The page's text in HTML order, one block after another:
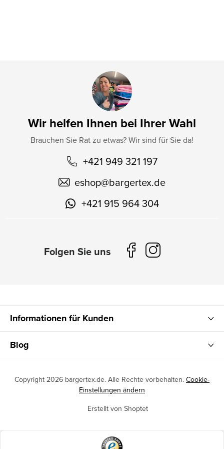
Wir helfen Ihnen bei Ihrer Wahl
Brauchen Sie Rat zu etwas? Wir sind für Sie da!
+421 949 321 197
eshop@bargertex.de
+421 915 964 304
Informationen für Kunden
Blog
Erstellt von Shoptet
Copyright 2026 bargertex.de. Alle Rechte vorbehalten. Cookie-
Einstellungen ändern